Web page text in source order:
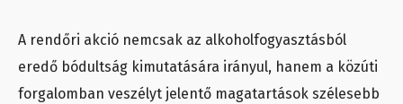
A rendőri akció nemcsak az alkoholfogyasztásból
eredő bódultság kimutatására irányul, hanem a közúti
forgalomban veszélyt jelentő magatartások szélesebb